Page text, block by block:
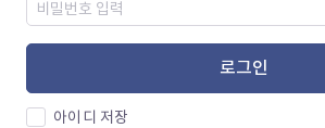
로그인
아이디 저장